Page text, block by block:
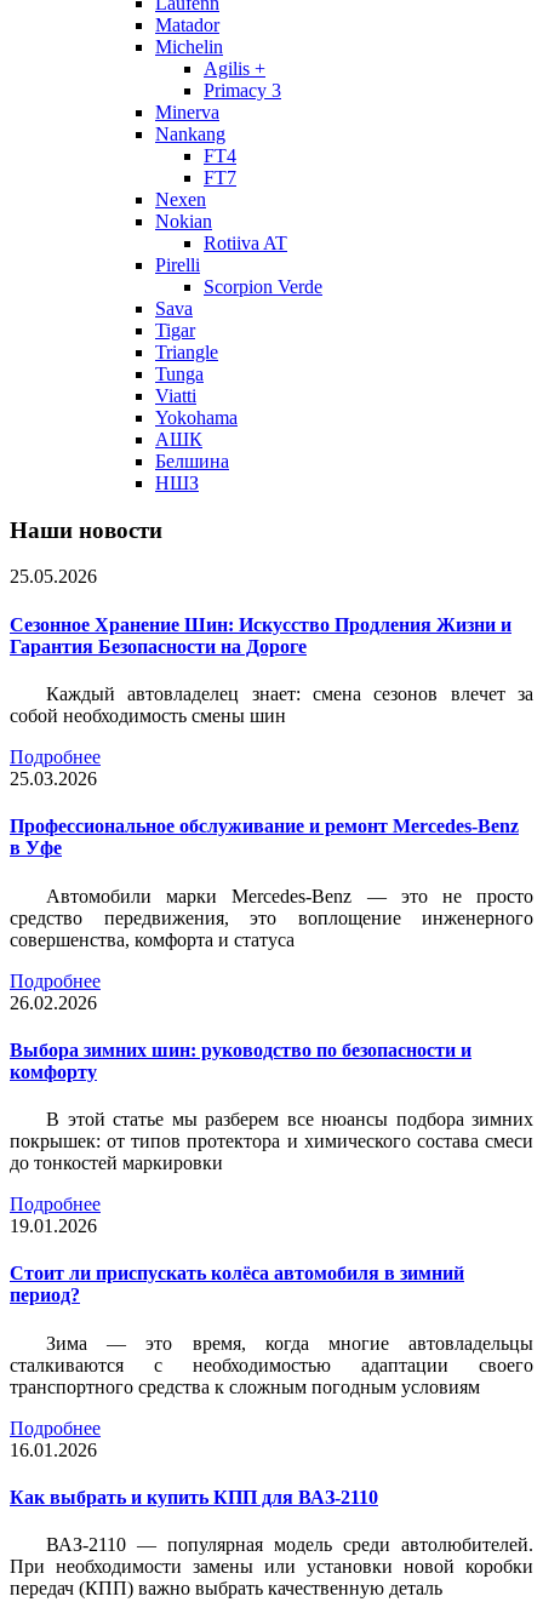
Matador
Michelin
Agilis +
Primacy 3
Minerva
Nankang
FT4
FT7
Nexen
Nokian
Rotiiva AT
Pirelli
Scorpion Verde
Sava
Tigar
Triangle
Tunga
Viatti
Yokohama
АШК
Белшина
НШЗ
Наши новости
25.05.2026
Сезонное Хранение Шин: Искусство Продления Жизни и
Гарантия Безопасности на Дороге
Каждый автовладелец знает: смена сезонов влечет за
собой необходимость смены шин
Подробнее
25.03.2026
Профессиональное обслуживание и ремонт Mercedes-Benz
в Уфе
Автомобили марки Mercedes-Benz — это не просто
средство передвижения, это воплощение инженерного
совершенства, комфорта и статуса
Подробнее
26.02.2026
Выбора зимних шин: руководство по безопасности и
комфорту
В этой статье мы разберем все нюансы подбора зимних
покрышек: от типов протектора и химического состава смеси
до тонкостей маркировки
Подробнее
19.01.2026
Стоит ли приспускать колёса автомобиля в зимний
период?
Зима — это время, когда многие автовладельцы
сталкиваются с необходимостью адаптации своего
транспортного средства к сложным погодным условиям
Подробнее
16.01.2026
Как выбрать и купить КПП для ВАЗ-2110
ВАЗ-2110 — популярная модель среди автолюбителей.
При необходимости замены или установки новой коробки
передач (КПП) важно выбрать качественную деталь